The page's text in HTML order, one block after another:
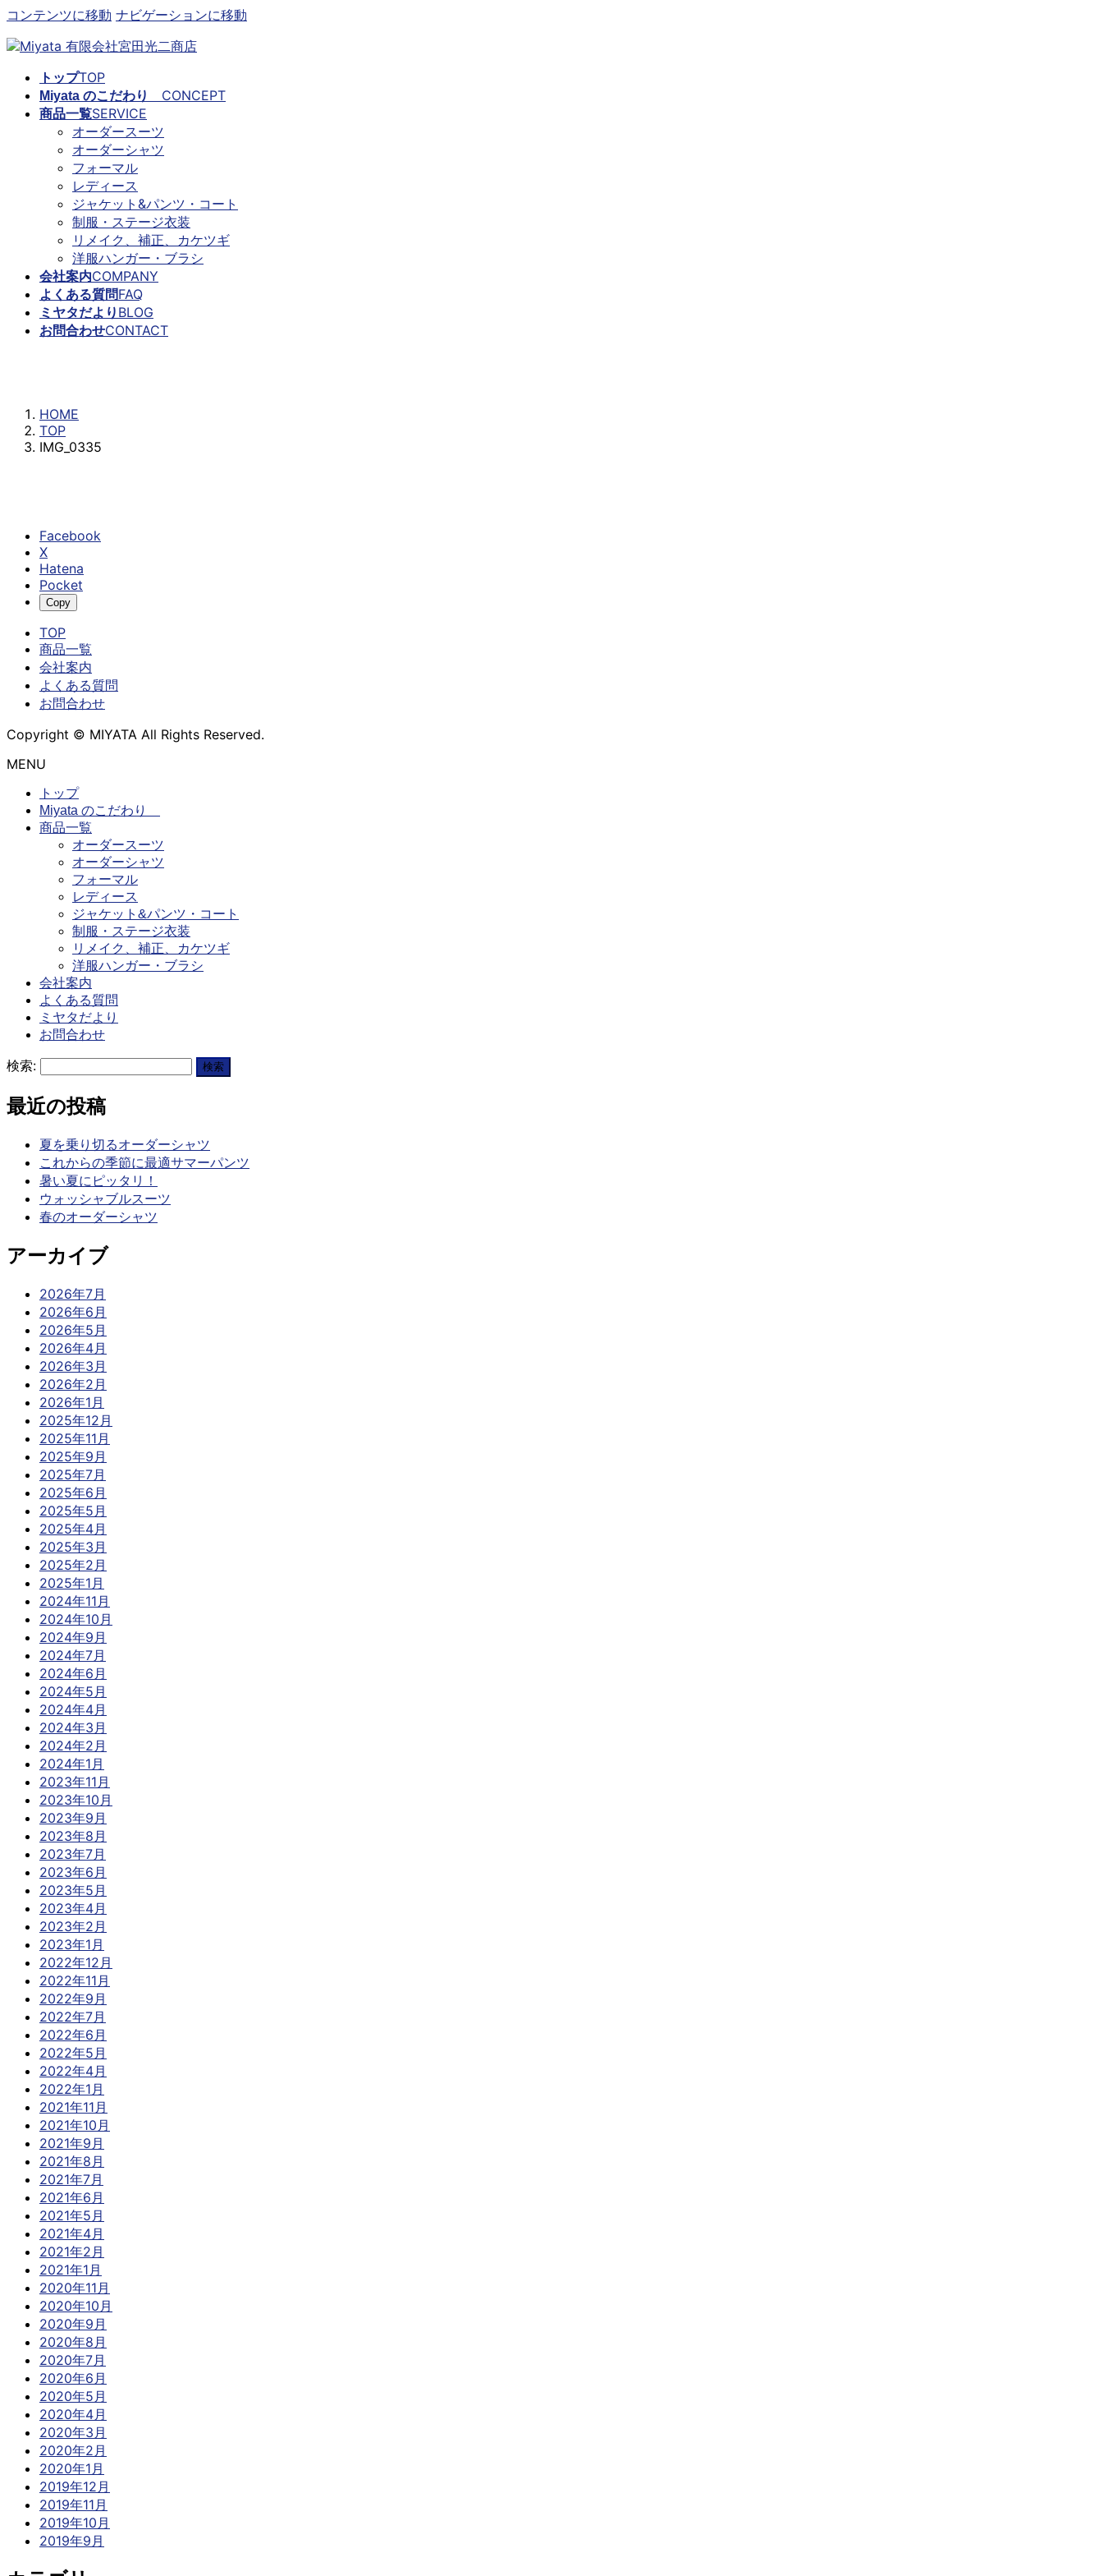
コンテンツに移動 ナビゲーションに移動
トップTOP
Miyata のこだわり CONCEPT
商品一覧SERVICE
オーダースーツ
オーダーシャツ
フォーマル
レディース
ジャケット&パンツ・コート
制服・ステージ衣装
リメイク、補正、カケツギ
洋服ハンガー・ブラシ
会社案内COMPANY
よくある質問FAQ
ミヤタだより BLOG
お問合わせCONTACT
HOME
TOP
IMG_0335
Facebook
X
Hatena
Pocket
Copy
TOP
商品一覧
会社案内
よくある質問
お問合わせ
Copyright © MIYATA All Rights Reserved.
MENU
トップ
Miyata のこだわり
商品一覧
オーダースーツ
オーダーシャツ
フォーマル
レディース
ジャケット&パンツ・コート
制服・ステージ衣装
リメイク、補正、カケツギ
洋服ハンガー・ブラシ
会社案内
よくある質問
ミヤタだより
お問合わせ
検索:
最近の投稿
夏を乗り切るオーダーシャツ
これからの季節に最適サマーパンツ
暑い夏にピッタリ！
ウォッシャブルスーツ
春のオーダーシャツ
アーカイブ
2026年7月
2026年6月
2026年5月
2026年4月
2026年3月
2026年2月
2026年1月
2025年12月
2025年11月
2025年9月
2025年7月
2025年6月
2025年5月
2025年4月
2025年3月
2025年2月
2025年1月
2024年11月
2024年10月
2024年9月
2024年7月
2024年6月
2024年5月
2024年4月
2024年3月
2024年2月
2024年1月
2023年11月
2023年10月
2023年9月
2023年8月
2023年7月
2023年6月
2023年5月
2023年4月
2023年2月
2023年1月
2022年12月
2022年11月
2022年9月
2022年7月
2022年6月
2022年5月
2022年4月
2022年1月
2021年11月
2021年10月
2021年9月
2021年8月
2021年7月
2021年6月
2021年5月
2021年4月
2021年2月
2021年1月
2020年11月
2020年10月
2020年9月
2020年8月
2020年7月
2020年6月
2020年5月
2020年4月
2020年3月
2020年2月
2020年1月
2019年12月
2019年11月
2019年10月
2019年9月